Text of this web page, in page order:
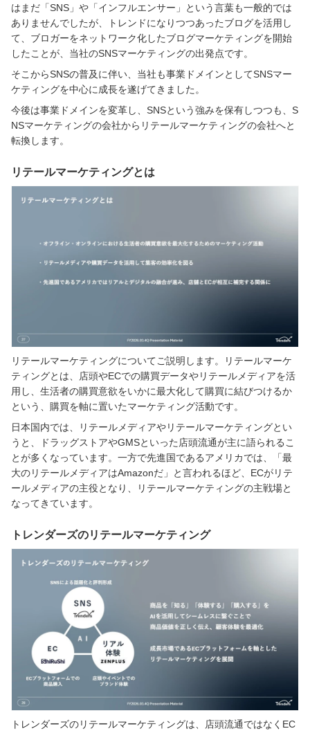
はまだ「SNS」や「インフルエンサー」という言葉も一般的では
ありませんでしたが、トレンドになりつつあったブログを活用し
て、ブロガーをネットワーク化したブログマーケティングを開始
したことが、当社のSNSマーケティングの出発点です。
そこからSNSの普及に伴い、当社も事業ドメインとしてSNSマー
ケティングを中心に成長を遂げてきました。
今後は事業ドメインを変革し、SNSという強みを保有しつつも、S
NSマーケティングの会社からリテールマーケティングの会社へと
転換します。
リテールマーケティングとは
リテールマーケティングについてご説明します。リテールマーケ
ティングとは、店頭やECでの購買データやリテールメディアを活
用し、生活者の購買意欲をいかに最大化して購買に結びつけるか
という、購買を軸に置いたマーケティング活動です。
日本国内では、リテールメディアやリテールマーケティングとい
うと、ドラッグストアやGMSといった店頭流通が主に語られるこ
とが多くなっています。一方で先進国であるアメリカでは、「最
大のリテールメディアはAmazonだ」と言われるほど、ECがリテ
ールメディアの主役となり、リテールマーケティングの主戦場と
なってきています。
トレンダーズのリテールマーケティング
トレンダーズのリテールマーケティングは、店頭流通ではなくEC